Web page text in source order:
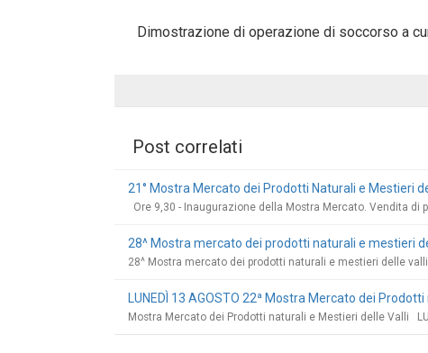
Dimostrazione di operazione di soccorso a
Post correlati
21° Mostra Mercato dei Prodotti Naturali e Mestieri
Ore 9,30 - Inaugurazione della Mostra Mercato. Vendita di
28^ Mostra mercato dei prodotti naturali e mestieri
28^ Mostra mercato dei prodotti naturali e mestieri delle valli
LUNEDÌ 13 AGOSTO 22ª Mostra Mercato dei
Mostra Mercato dei Prodotti naturali e Mestieri delle Valli